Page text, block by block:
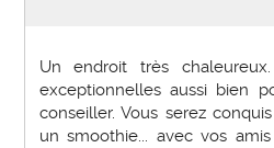
Un endroit très
exceptionnelles aussi bien
conseiller. Vous serez
un smoothie... avec vos